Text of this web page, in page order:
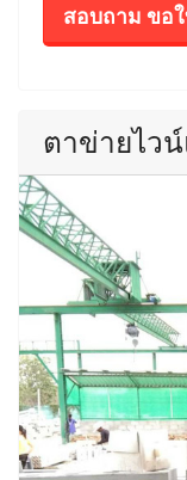
สอบถาม ขอ
ตาข่ายไว